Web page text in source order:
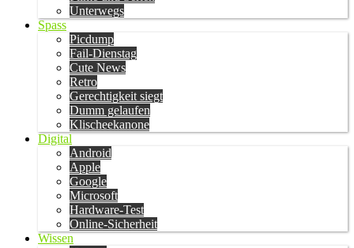
Unterwegs
Spass
Picdump
Fail-Dienstag
Cute News
Retro
Gerechtigkeit siegt
Dumm gelaufen
Klischeekanone
Digital
Android
Apple
Google
Microsoft
Hardware-Test
Online-Sicherheit
Wissen